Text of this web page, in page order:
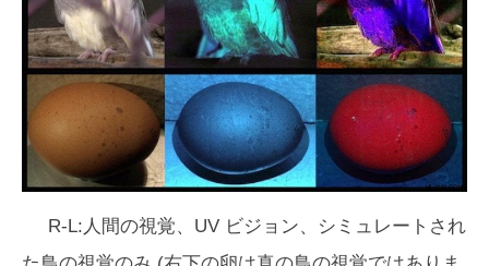
R-L:人間の視覚、UV ビジョン、シミュレートされ